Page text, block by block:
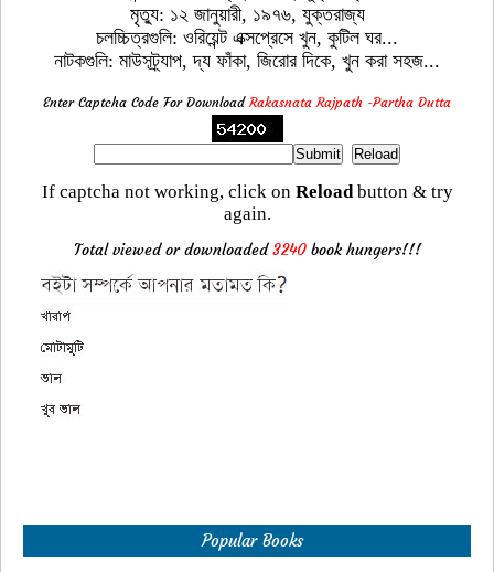
মৃত্যু: ১২ জানুয়ারী, ১৯৭৬, যুক্তরাজ্য
চলচ্চিত্রগুলি: ওরিয়েন্ট এক্সপ্রেসে খুন, কুটিল ঘর...
নাটকগুলি: মাউসট্র্যাপ, দ্য ফাঁকা, জিরোর দিকে, খুন করা সহজ...
Enter Captcha Code For DownloadRakasnata Rajpath -Partha Dutta
If captcha not working, click on Reloadbutton & try
again.
Total viewed or downloaded3240book hungers!!!
Popular Books